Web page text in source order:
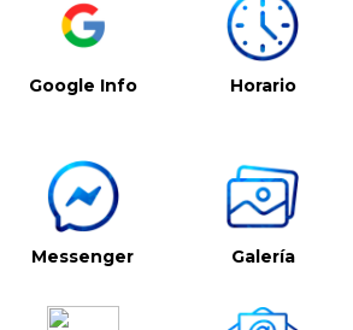
Google Info Horario
Messenger Galería